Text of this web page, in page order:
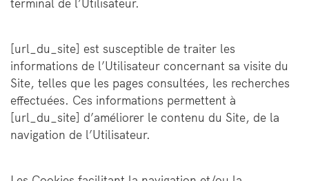
[url_du_site] est susceptible de traiter les
informations de l’Utilisateur concernant sa visite du
Site, telles que les pages consultées, les recherches
effectuées. Ces informations permettent à
[url_du_site] d’améliorer le contenu du Site, de la
navigation de l’Utilisateur.